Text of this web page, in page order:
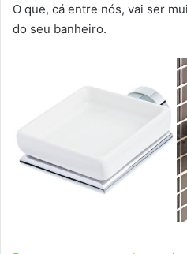
O que, cá entre nós, vai ser
do seu banheiro.